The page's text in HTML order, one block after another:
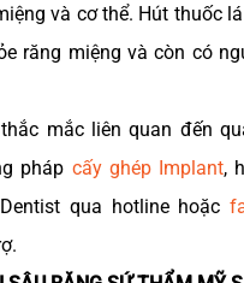
và cơ thể. Hút thuốc
răng miệng và còn có
mắc liên quan đến
pháp cấy ghép Implant,
qua hotline hoặc